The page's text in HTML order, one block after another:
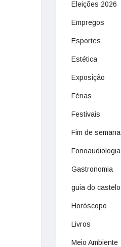
Eleições 2026
Empregos
Esportes
Estética
Exposição
Férias
Festivais
Fim de semana
Fonoaudiologia
Gastronomia
guia do castelo
Horóscopo
Livros
Meio Ambiente